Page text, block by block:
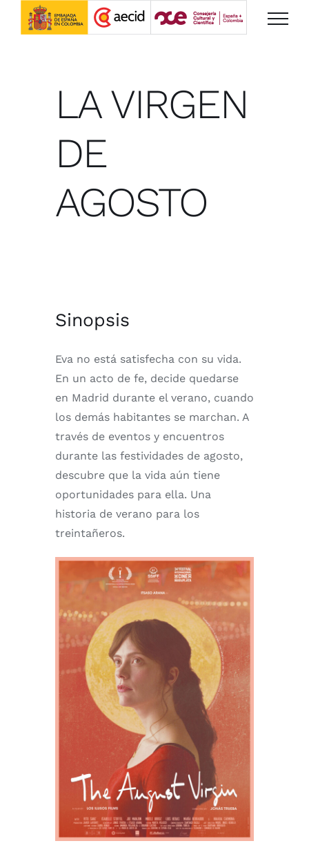
Saltar
LA VIRGEN
DE
AGOSTO
Sinopsis
Eva no está satisfecha con su vida.
En un acto de fe, decide quedarse
en Madrid durante el verano, cuando
los demás habitantes se marchan. A
través de eventos y encuentros
durante las festividades de agosto,
descubre que la vida aún tiene
oportunidades para ella. Una
historia de verano para los
treintañeros.